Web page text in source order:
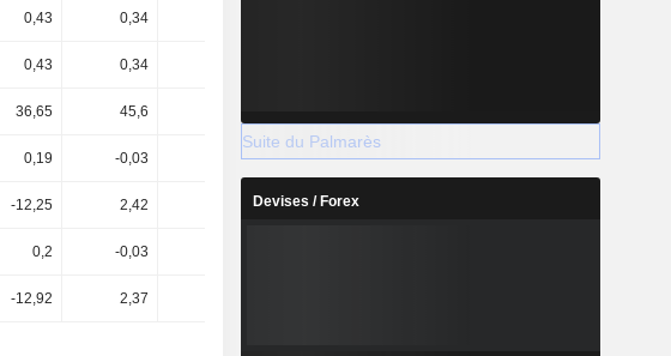
0,43 0,34
0,43 0,34
36,65 45,6
0,19 -0,03 -0,01 - -
-12,25 2,42 -6,51
0,2 -0,03
-12,92 2,37
Suite du Palmarès
Devises / Forex